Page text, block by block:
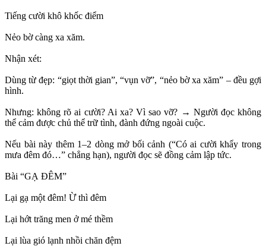
Tiếng cười khô khốc điểm
Nẻo bờ càng xa xăm.
Nhận xét:
Dùng từ đẹp: “giọt thời gian”, “vụn vỡ”, “nẻo bờ xa xăm” – đều gợi
hình.
Nhưng: không rõ ai cười? Ai xa? Vì sao vỡ? → Người đọc không
thể cảm được chủ thể trữ tình, đành đứng ngoài cuộc.
Nếu bài này thêm 1–2 dòng mở bối cảnh (“Có ai cười khẩy trong
mưa đêm đó…” chẳng hạn), người đọc sẽ đồng cảm lập tức.
Bài “GẠ ĐÊM”
Lại gạ một đêm! Ừ thì đêm
Lại hớt trăng men ở mé thềm
Lại lùa gió lạnh nhồi chăn đệm